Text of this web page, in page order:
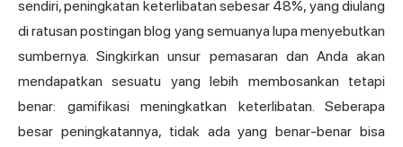
sendiri, peningkatan keterlibatan sebesar 48%, yang diulang
di ratusan postingan blog yang semuanya lupa menyebutkan
sumbernya. Singkirkan unsur pemasaran dan Anda akan
mendapatkan sesuatu yang lebih membosankan tetapi
benar: gamifikasi meningkatkan keterlibatan. Seberapa
besar peningkatannya, tidak ada yang benar-benar bisa